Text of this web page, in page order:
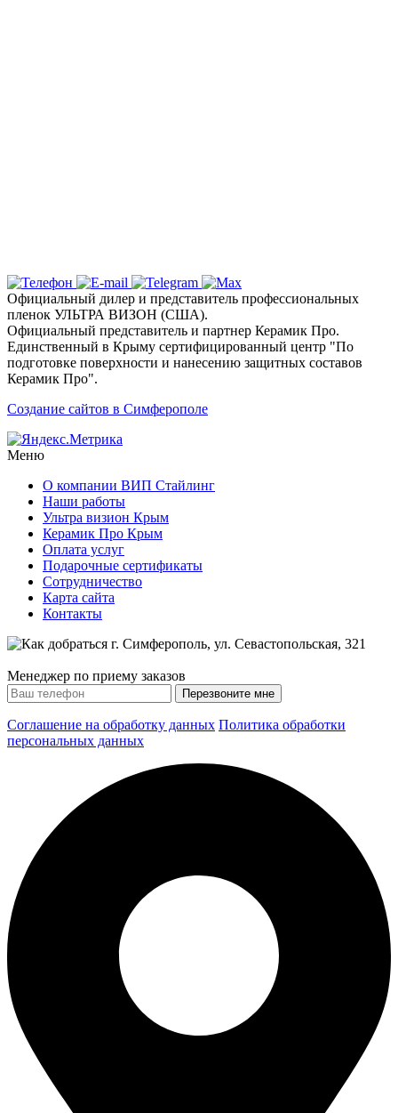
Официальный дилер и представитель профессиональных
пленок УЛЬТРА ВИЗОН (США).
Официальный представитель и партнер Керамик Про.
Единственный в Крыму сертифицированный центр "По
подготовке поверхности и нанесению защитных составов
Керамик Про".
Создание сайтов в Симферополе
Меню
О компании ВИП Стайлинг
Наши работы
Ультра визион Крым
Керамик Про Крым
Оплата услуг
Подарочные сертификаты
Сотрудничество
Карта сайта
Контакты
Менеджер по приему заказов
Соглашение на обработку данных Политика обработки
персональных данных